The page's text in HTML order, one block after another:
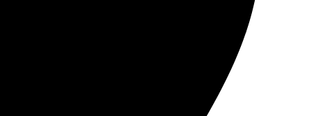
— все легко. Доставили быстро, качество на